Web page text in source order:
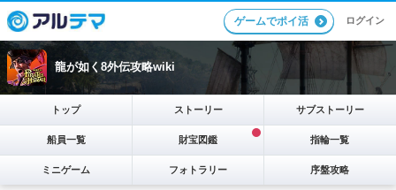
ゲームでポイ活 ログイン
龍が如く8外伝攻略wiki
トップ ストーリー サブストーリー
船員一覧 財宝図鑑 指輪一覧
ミニゲーム フォトラリー 序盤攻略